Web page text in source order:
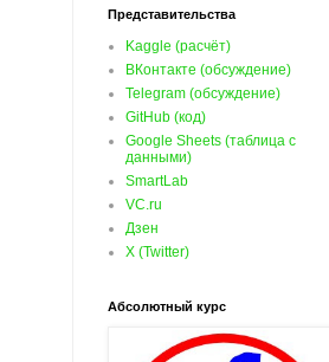
Представительства
Kaggle (расчёт)
ВКонтакте (обсуждение)
Telegram (обсуждение)
GitHub (код)
Google Sheets (таблица с
данными)
SmartLab
VC.ru
Дзен
X (Twitter)
Абсолютный курс